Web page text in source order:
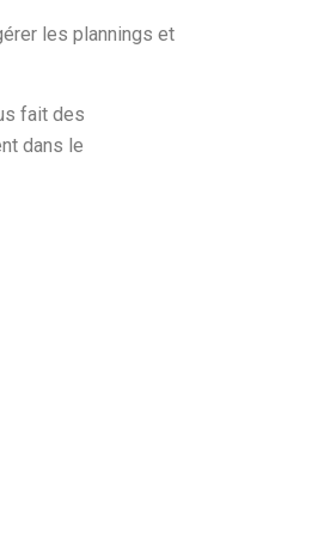
les plannings et
fait des
dans le